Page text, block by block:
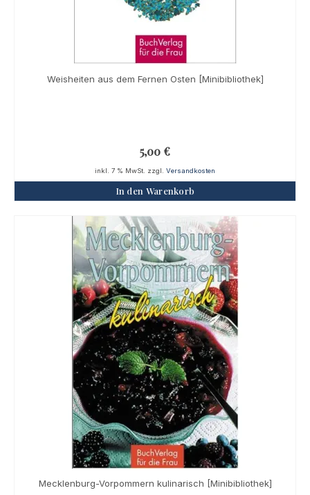
Weisheiten aus dem Fernen Osten [Minibibliothek]
5,00 €
inkl. 7 % MwSt. zzgl. Versandkosten
In den Warenkorb
Mecklenburg-Vorpommern kulinarisch [Minibibliothek]